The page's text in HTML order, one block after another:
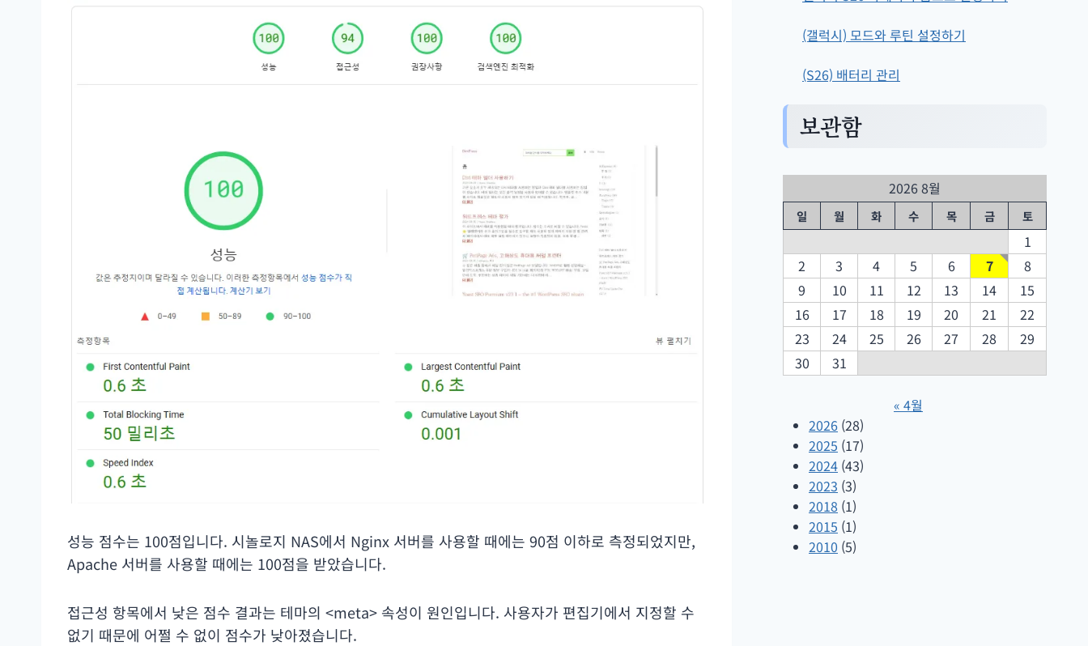
성능 점수는 100점입니다. 시놀로지 NAS에서 Nginx 서버를 사용할 때에는 90점 이하로 측정되었지만,
Apache 서버를 사용할 때에는 100점을 받았습니다.
접근성 항목에서 낮은 점수 결과는 테마의 <meta> 속성이 원인입니다. 사용자가 편집기에서 지정할 수
없기 때문에 어쩔 수 없이 점수가 낮아졌습니다.
(갤럭시) 모드와 루틴 설정하기
(S26) 배터리 관리
보관함
2026 8월
일 월 화 수 목 금 토
1
2
3 4 5 6 7
8
9
10 11 12 13 14
15
16
17 18 19 20 21
22
23
24 25 26 27 28
29
30
31
« 4월
2026 (28)
2025 (17)
2024 (43)
2023 (3)
2018 (1)
2015 (1)
2010 (5)